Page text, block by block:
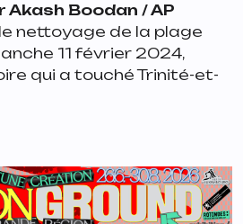
Akash Boodan / AP
nettoyage de la plage
11 février 2024,
qui a touché Trinité-et-